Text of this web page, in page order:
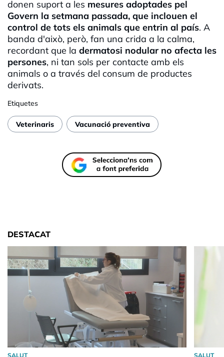
donen suport a les mesures adoptades pel
Govern la setmana passada, que inclouen el
control de tots els animals que entrin al país. A
banda d'això, però, fan una crida a la calma,
recordant que la dermatosi nodular no afecta les
persones, ni tan sols per contacte amb els
animals o a través del consum de productes
derivats.
Etiquetes
Veterinaris Vacunació preventiva
DESTACAT
SALUT SALUT